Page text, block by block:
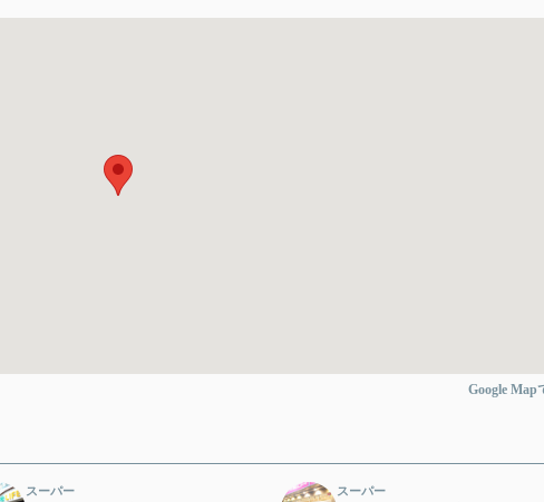
Google Map
スーパー スーパー